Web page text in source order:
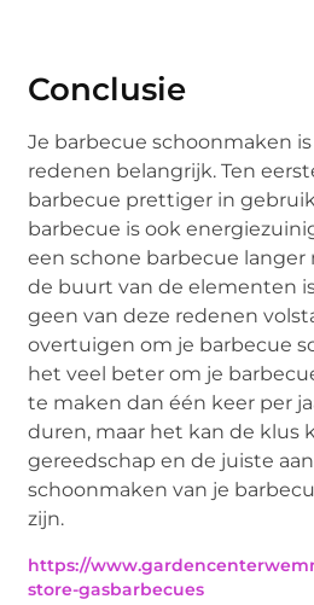
Conclusie
Je barbecue schoonmaken
redenen belangrijk. Ten
barbecue prettiger in
barbecue is ook
een schone barbecue
de buurt van de elementen
geen van deze redenen
overtuigen om je barbecue
het veel beter om je
te maken dan één keer per
duren, maar het kan de klus
gereedschap en de juiste
schoonmaken van je
zijn.
https://
store-gasbarbecues